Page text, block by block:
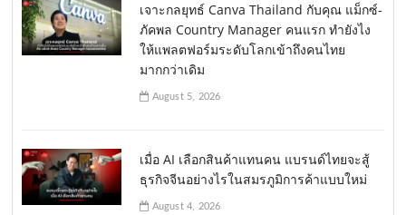
เจาะกลยุทธ์ Canva Thailand กับคุณ แม็กซ์-
ภัคพล Country Manager คนแรก ทำยังไง
ให้แพลตฟอร์มระดับโลกเข้าถึงคนไทย
มากกว่าเดิม
August 5, 2026
เมื่อ AI เลือกสินค้าแทนคน แบรนด์ไทยจะสู้
ธุรกิจจีนอย่างไรในสมรภูมิการค้าแบบใหม่
August 4, 2026